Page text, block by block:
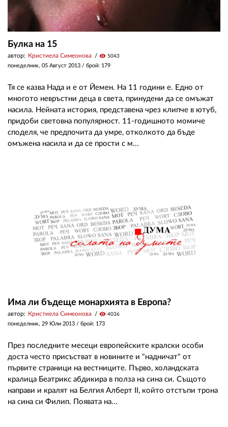
Булка на 15
автор: Кристиела Симеонова visibility 5043
понеделник, 05 Август 2013 / брой: 179
Тя се казва Нада и е от Йемен. На 11 години е. Едно от
многото невръстни деца в света, принудени да се омъжат
насила. Нейната история, представена чрез клипче в ютуб,
придоби световна популярност. 11-годишното момиче
споделя, че предпочита да умре, отколкото да бъде
омъжена насила и да се прости с м...
Има ли бъдеще монархията в Европа?
автор: Кристиела Симеонова visibility 4036
понеделник, 29 Юли 2013 / брой: 173
През последните месеци европейските кралски особи
доста често присъстват в новините и "надничат" от
първите страници на вестниците. Първо, холандската
кралица Беатрикс абдикира в полза на сина си. Същото
направи и кралят на Белгия Алберт II, който отстъпи трона
на сина си Филип. Появата на...